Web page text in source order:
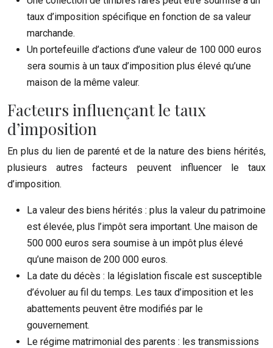
taux d’imposition spécifique en fonction de sa valeur
marchande.
Un portefeuille d’actions d’une valeur de 100 000 euros
sera soumis à un taux d’imposition plus élevé qu’une
maison de la même valeur.
Facteurs influençant le taux
d’imposition
En plus du lien de parenté et de la nature des biens hérités,
plusieurs autres facteurs peuvent influencer le taux
d’imposition.
La valeur des biens hérités : plus la valeur du patrimoine
est élevée, plus l’impôt sera important. Une maison de
500 000 euros sera soumise à un impôt plus élevé
qu’une maison de 200 000 euros.
La date du décès : la législation fiscale est susceptible
d’évoluer au fil du temps. Les taux d’imposition et les
abattements peuvent être modifiés par le
gouvernement.
Le régime matrimonial des parents : les transmissions